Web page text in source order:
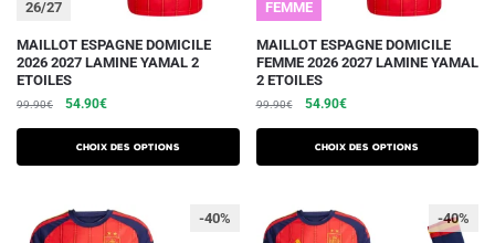
produit
produit
26/27
MAILLOT ESPAGNE DOMICILE
2026 2027 LAMINE YAMAL 2
ETOILES
99.90€
Le
initial
était :
54.90€Le
actuel
est :
Choix des options
Ce
produit
a
variations.
peuvent
FEMME
MAILLOT ESPAGNE DOMICILE
FEMME 2026 2027 LAMINE YAMAL
2 ETOILES
99.90€
Le
initial
était :
54.90€Le
actuel
est :
Choix des options
Ce
produit
a
variations.
peuvent
-40% -40%